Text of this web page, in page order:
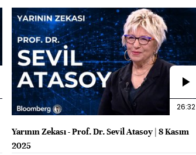
26:32
Yarının Zekası - Prof. Dr. Sevil Atasoy | 8 Kasım
2025